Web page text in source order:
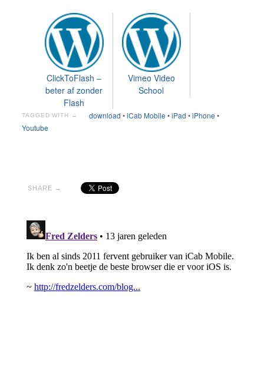
ClickToFlash –
beter af zonder
Flash
Vimeo Video
School
TAGGED WITH → download •iCab Mobile•iPad •iPhone•
Youtube
SHARE →